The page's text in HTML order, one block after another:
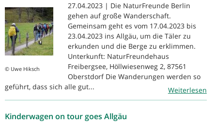
© Uwe Hiksch
27.04.2023 | Die NaturFreunde Berlin
gehen auf große Wanderschaft.
Gemeinsam geht es vom 17.04.2023 bis
23.04.2023 ins Allgäu, um die Täler zu
erkunden und die Berge zu erklimmen.
Unterkunft: NaturFreundehaus
Freibergsee, Höllwiesenweg 2, 87561
Oberstdorf Die Wanderungen werden so
geführt, dass sich alle gut...
Weiterlesen
Kinderwagen on tour goes Allgäu